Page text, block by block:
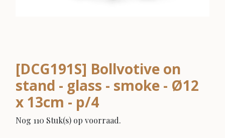
[DCG191S] Bollvotive on
stand - glass - smoke - Ø12
x 13cm - p/4
Nog 110 Stuk(s) op voorraad.